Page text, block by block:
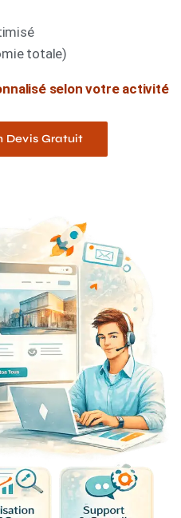
totale)
selon votre activité
Devis Gratuit